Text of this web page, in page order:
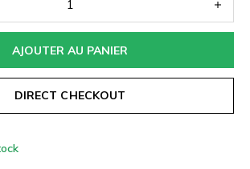
AJOUTER AU PANIER
DIRECT CHECKOUT